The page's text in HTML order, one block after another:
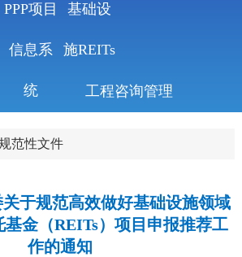
PPP项目
信息系
统
基础设
施REITs
工程咨询管理
范性文件
于规范高效做好基础设施领域
金（REITs）项目申报推荐工
作的通知